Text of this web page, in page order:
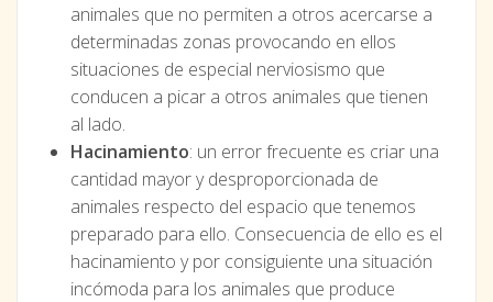
animales que no permiten a otros acercarse a
determinadas zonas provocando en ellos
situaciones de especial nerviosismo que
conducen a picar a otros animales que tienen
al lado.
Hacinamiento: un error frecuente es criar una
cantidad mayor y desproporcionada de
animales respecto del espacio que tenemos
preparado para ello. Consecuencia de ello es el
hacinamiento y por consiguiente una situación
incómoda para los animales que produce